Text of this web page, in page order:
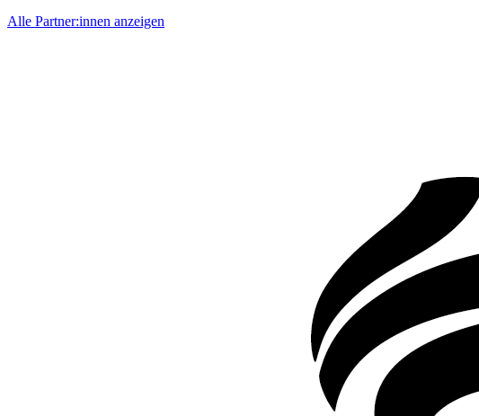
Alle Partner:innen anzeigen